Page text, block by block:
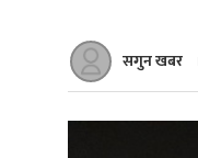
सगुन खबर